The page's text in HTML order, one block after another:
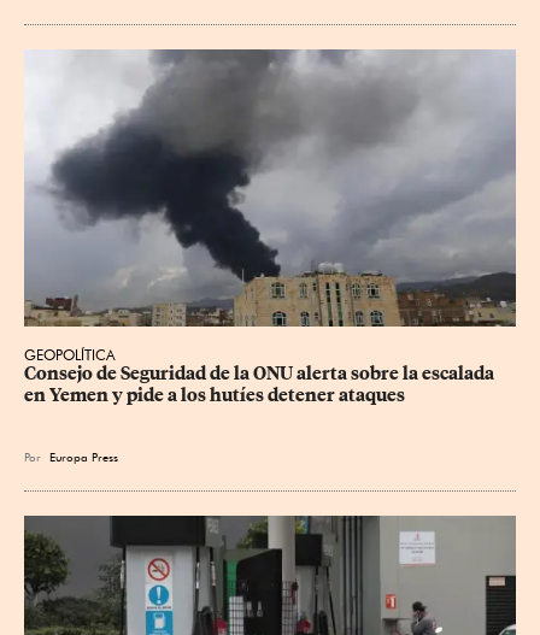
GEOPOLÍTICA
Consejo de Seguridad de la ONU alerta sobre la escalada
en Yemen y pide a los hutíes detener ataques
Por Europa Press